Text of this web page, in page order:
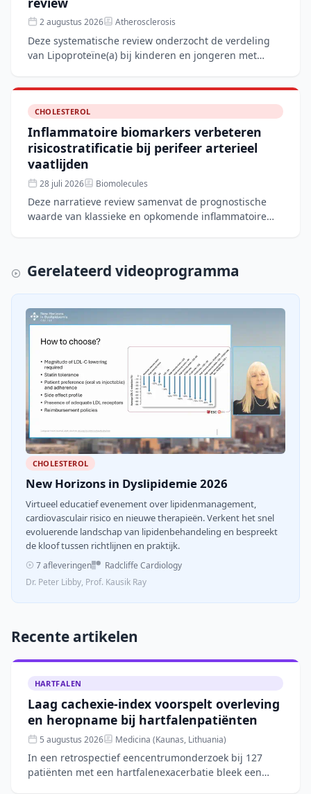
2 augustus 2026 Atherosclerosis
Deze systematische review onderzocht de verdeling
van Lipoproteïne(a) bij kinderen en jongeren met
CHOLESTEROL
Inflammatoire biomarkers verbeteren
risicostratificatie bij perifeer arterieel
vaatlijden
28 juli 2026 Biomolecules
Deze narratieve review samenvat de prognostische
waarde van klassieke en opkomende inflammatoire
Gerelateerd videoprogramma
CHOLESTEROL
New Horizons in Dyslipidemie 2026
Virtueel educatief evenement over lipidenmanagement,
cardiovasculair risico en nieuwe therapieën. Verkent het snel
evoluerende landschap van lipidenbehandeling en bespreekt
de kloof tussen richtlijnen en praktijk.
7 afleveringen
Radcliffe Cardiology
Dr. Peter Libby, Prof. Kausik Ray
Recente artikelen
HARTFALEN
Laag cachexie-index voorspelt overleving
en heropname bij hartfalenpatiënten
5 augustus 2026 Medicina (Kaunas, Lithuania)
In een retrospectief eencentrumonderzoek bij 127
patiënten met een hartfalenexacerbatie bleek een